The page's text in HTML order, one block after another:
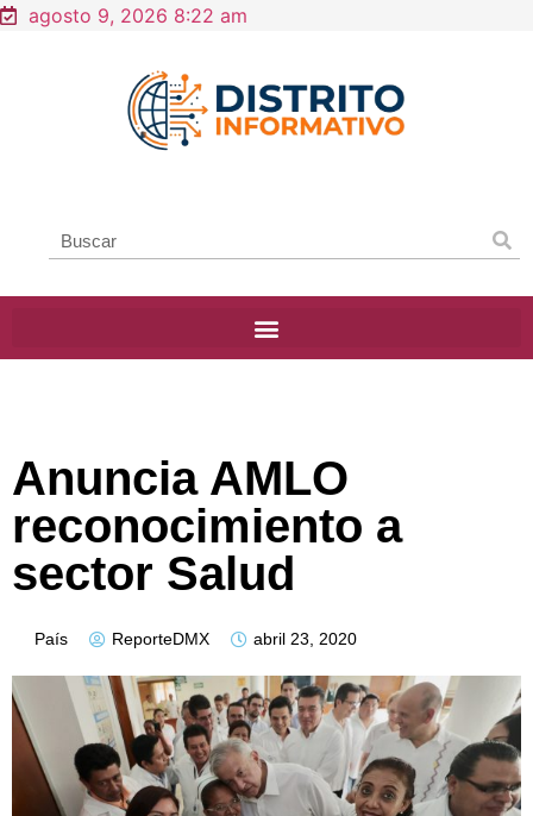
agosto 9, 2026 8:22 am
Anuncia AMLO
reconocimiento a
sector Salud
País ReporteDMX abril 23, 2020